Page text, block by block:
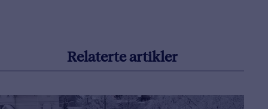
Relaterte artikler